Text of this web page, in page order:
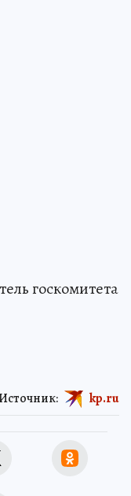
госкомитета
kp.ru